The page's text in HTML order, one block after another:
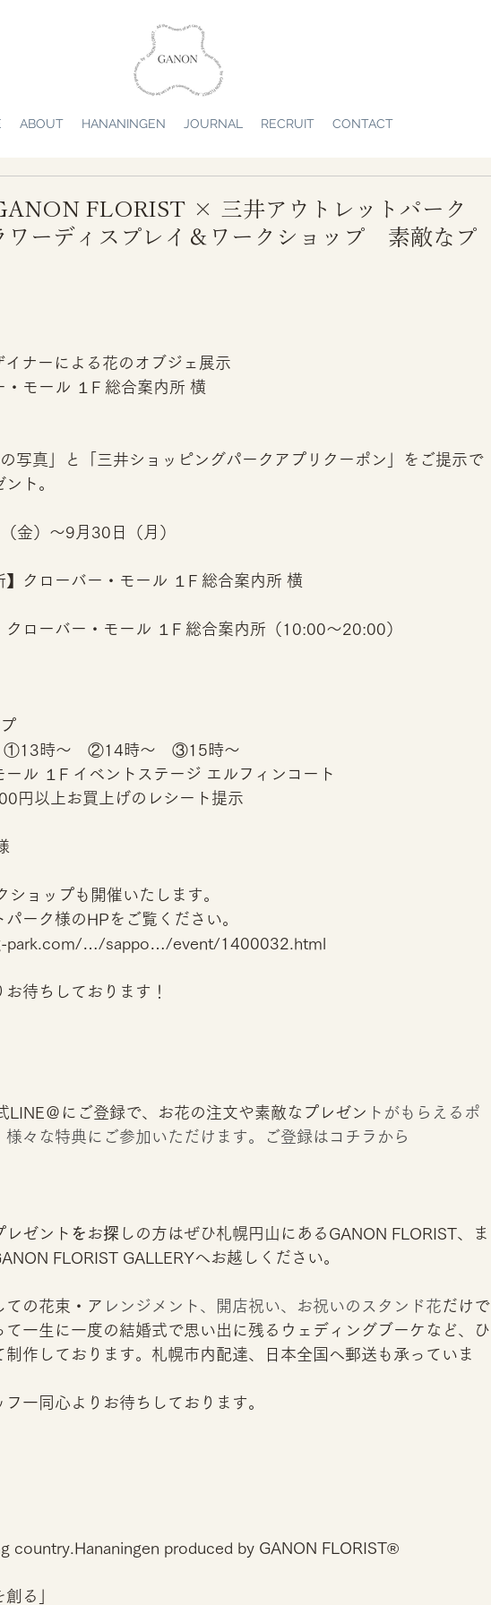
ABOUT HANANINGEN JOURNAL RECRUIT CONTACT
FLORIST × 三井アウトレットパーク
ーディスプレイ＆ワークショップ 素敵なプ
イナーによる花のオブジェ展示
・モール １F 総合案内所 横
の写真」と「三井ショッピングパークアプリクーポン」をご提示で
ト。
金）～9月30日（月）
】クローバー・モール １F 総合案内所 横
クローバー・モール １F 総合案内所（10:00～20:00）
①13時～　②14時～　③15時～
ール １F イベントステージ エルフィンコート
円以上お買上げのレシート提示
ョップも開催いたします。
ーク様のHPをご覧ください。
park.com/…/sappo…/event/1400032.html
待ちしております！
LINE＠にご登録で、お花の注文や素敵なプレゼン トがもらえるポ
々な特典にご参加いただけます。ご登録はコチラから
レゼント をお探 しの方はぜひ札幌円山にあるGANON FLORIST、ま
FLORIST GALLERYへお越しください。
ての花束・ア レンジメント、開店祝い、お祝いのスタンド花だけで
て一生に一度の結婚式で思い出に残るウェディングブーケなど、ひ
制作しております。札幌市内配達、日本全国へ郵送も承っていま
一同心よりお待ちしております。
country.Hananingen produced by GANON FLORIST®︎
る」